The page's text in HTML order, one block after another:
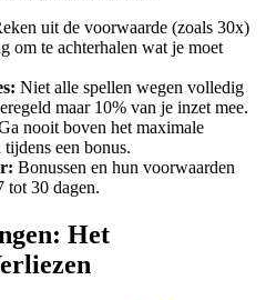
uit de voorwaarde (zoals 30x)
om te achterhalen wat je moet
Niet alle spellen wegen volledig
maar 10% van je inzet mee.
nooit boven het maximale
een bonus.
Bonussen en hun voorwaarden
tot 30 dagen.
Het